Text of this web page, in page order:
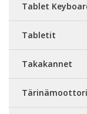
Tablet
Tabletit
Takakannet